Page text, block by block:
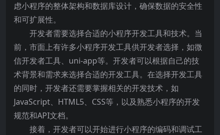
虑小程序的整体架构和数据库设计，确保数据的安全性
和可扩展性。
开发者需要选择合适的小程序开发工具和技术。当
前，市面上有许多小程序开发工具供开发者选择，如微
信开发者工具、uni-app等。开发者可以根据自己的技
术背景和需求来选择合适的开发工具。在选择开发工具
的同时，开发者还需要掌握相关的开发技术，如
JavaScript、HTML5、CSS等，以及熟悉小程序的开发
规范和API文档。
接着，开发者可以开始进行小程序的编码和调试工